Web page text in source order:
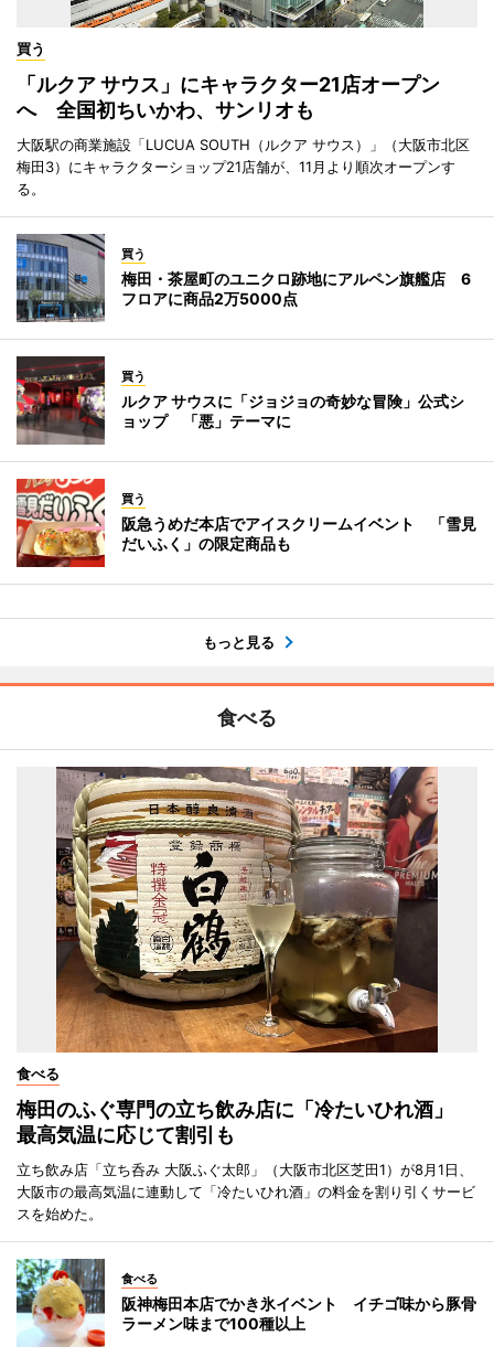
買う
「ルクア サウス」にキャラクター21店オープン
へ 全国初ちいかわ、サンリオも
大阪駅の商業施設「LUCUA SOUTH（ルクア サウス）」（大阪市北区
梅田3）にキャラクターショップ21店舗が、11月より順次オープンす
る。
買う
梅田・茶屋町のユニクロ跡地にアルペン旗艦店 6
フロアに商品2万5000点
買う
ルクア サウスに「ジョジョの奇妙な冒険」公式シ
ョップ 「悪」テーマに
買う
阪急うめだ本店でアイスクリームイベント 「雪見
だいふく」の限定商品も
もっと見る
食べる
食べる
梅田のふぐ専門の立ち飲み店に「冷たいひれ酒」
最高気温に応じて割引も
立ち飲み店「立ち呑み 大阪ふぐ太郎」（大阪市北区芝田1）が8月1日、
大阪市の最高気温に連動して「冷たいひれ酒」の料金を割り引くサービ
スを始めた。
食べる
阪神梅田本店でかき氷イベント イチゴ味から豚骨
ラーメン味まで100種以上